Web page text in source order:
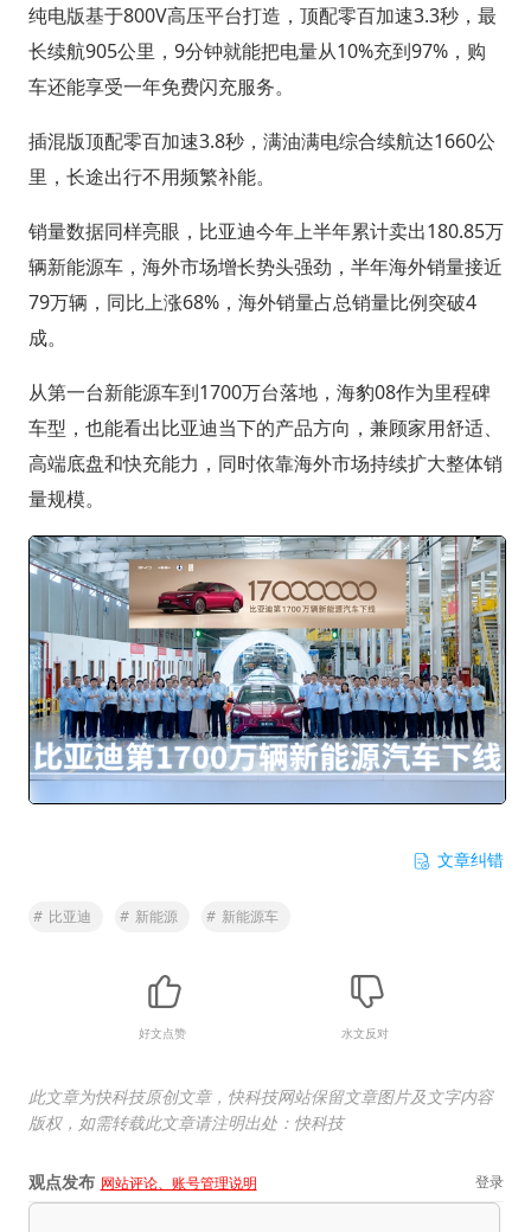
纯电版基于800V高压平台打造，顶配零百加速3.3秒，最
长续航905公里，9分钟就能把电量从10%充到97%，购
车还能享受一年免费闪充服务。
插混版顶配零百加速3.8秒，满油满电综合续航达1660公
里，长途出行不用频繁补能。
销量数据同样亮眼，比亚迪今年上半年累计卖出180.85万
辆新能源车，海外市场增长势头强劲，半年海外销量接近
79万辆，同比上涨68%，海外销量占总销量比例突破4
成。
从第一台新能源车到1700万台落地，海豹08作为里程碑
车型，也能看出比亚迪当下的产品方向，兼顾家用舒适、
高端底盘和快充能力，同时依靠海外市场持续扩大整体销
量规模。
文章纠错
# 比亚迪 # 新能源 # 新能源车
好文点赞 水文反对
此文章为快科技原创文章，快科技网站保留文章图片及文字内容
版权，如需转载此文章请注明出处：快科技
观点发布 网站评论、账号管理说明 登录